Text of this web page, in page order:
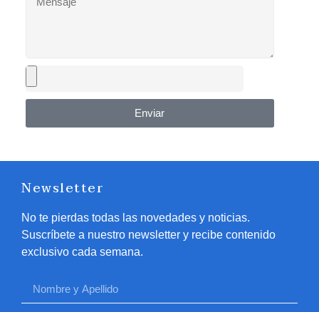
Enviar
Newsletter
No te pierdas todas las novedades y noticias.
Suscríbete a nuestro newsletter y recibe contenido
exclusivo cada semana.